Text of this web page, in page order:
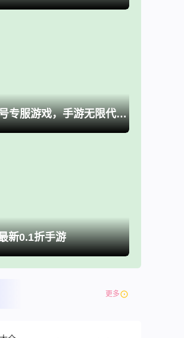
专服手游内部号专服游戏，手游无限代金卷、买断游戏
新0.1折手游
更多